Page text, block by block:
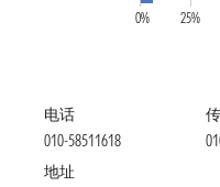
0% 25%
电话
010-58511618
地址